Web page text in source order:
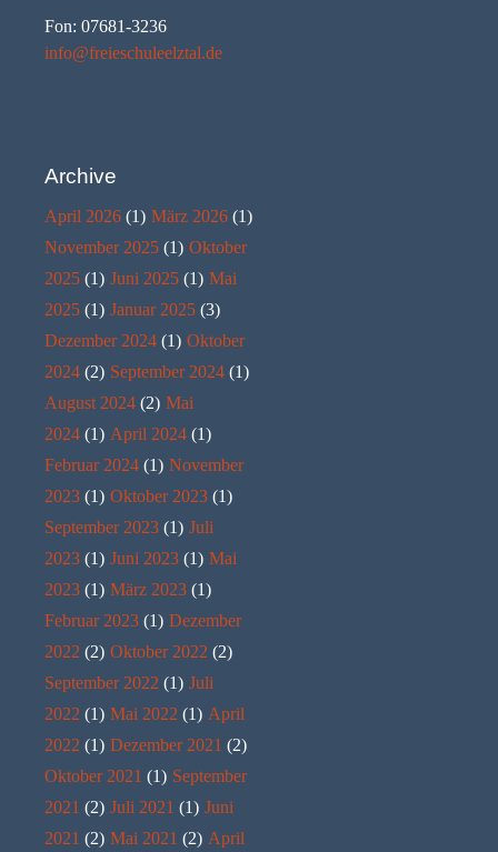
Fon: 07681-3236
info@freieschuleelztal.de
Archive
April 2026 (1) März 2026 (1)
November 2025 (1) Oktober
2025 (1) Juni 2025 (1) Mai
2025 (1) Januar 2025 (3)
Dezember 2024 (1) Oktober
2024 (2) September 2024 (1)
August 2024 (2) Mai
2024 (1) April 2024 (1)
Februar 2024 (1) November
2023 (1) Oktober 2023 (1)
September 2023 (1) Juli
2023 (1) Juni 2023 (1) Mai
2023 (1) März 2023 (1)
Februar 2023 (1) Dezember
2022 (2) Oktober 2022 (2)
September 2022 (1) Juli
2022 (1) Mai 2022 (1) April
2022 (1) Dezember 2021 (2)
Oktober 2021 (1) September
2021 (2) Juli 2021 (1) Juni
2021 (2) Mai 2021 (2) April